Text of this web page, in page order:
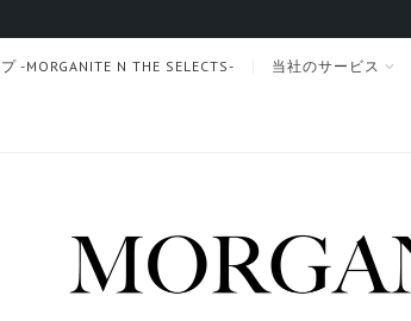
-MORGANITE N THE SELECTS- 当社のサービス